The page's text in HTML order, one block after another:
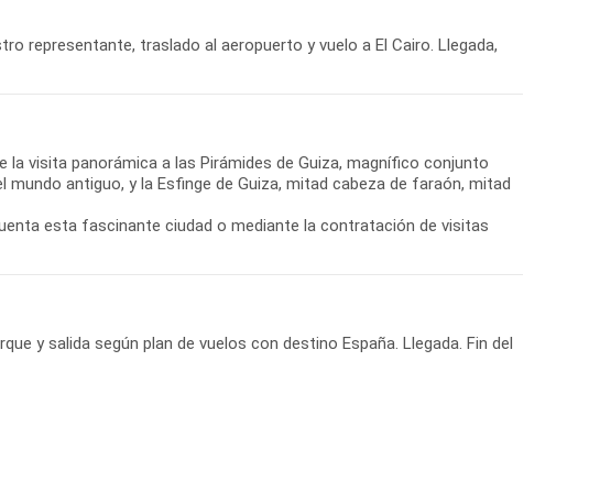
representante, traslado al aeropuerto y vuelo a El Cairo. Llegada,
la visita panorámica a las Pirámides de Guiza, magnífico conjunto
antiguo, y la Esfinge de Guiza, mitad cabeza de faraón, mitad
esta fascinante ciudad o mediante la contratación de visitas
y salida según plan de vuelos con destino España. Llegada. Fin del